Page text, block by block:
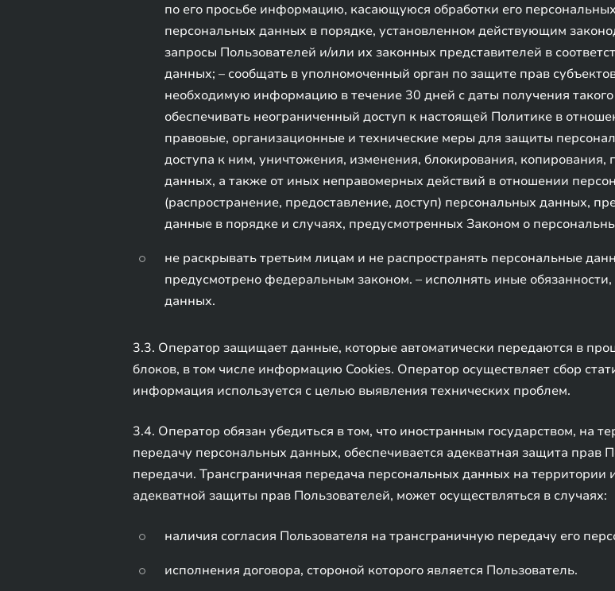
по его просьбе информацию, касающуюся обработки его
персональных данных в порядке, установленном действующим
запросы Пользователей и/или их законных представителей в
данных; – сообщать в уполномоченный орган по защите прав
необходимую информацию в течение 30 дней с даты получения
обеспечивать неограниченный доступ к настоящей Политике в
правовые, организационные и технические меры для защиты
доступа к ним, уничтожения, изменения, блокирования,
данных, а также от иных неправомерных действий в отношении
(распространение, предоставление, доступ) персональных данных,
данные в порядке и случаях, предусмотренных Законом о
не раскрывать третьим лицам и не распространять персональные
предусмотрено федеральным законом. – исполнять иные
данных.
3.3. Оператор защищает данные, которые автоматически передаются в
блоков, в том числе информацию Cookies. Оператор осуществляет сбор
информация используется с целью выявления технических проблем.
3.4. Оператор обязан убедиться в том, что иностранным государством, на
передачу персональных данных, обеспечивается адекватная защита прав
передачи. Трансграничная передача персональных данных на территории
адекватной защиты прав Пользователей, может осуществляться в случаях:
наличия согласия Пользователя на трансграничную передачу его
исполнения договора, стороной которого является Пользователь.